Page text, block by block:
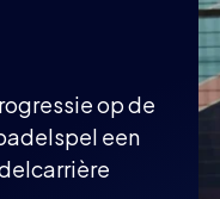
op de
een